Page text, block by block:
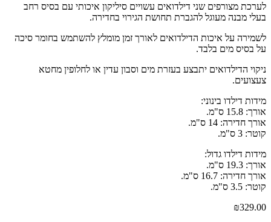
לערכת מצורפים שני דילדואים עשויים סיליקון איכותי עם בסיס רחב
בעלי מבנה מעוגל להגברת תחושת הגירוי בחדירה.
לשמירה על איכות הדילדואים לאורך זמן מומלץ להשתמש בחומר סיכה
על בסיס מים בלבד.
ניקוי הדילדואים יתבצע בעזרת מים וסבון עדין או לחלופין מחטא
צעצועים.
מידות דילדו בינוני:
אורך: 15.8 ס"מ.
אורך חדירה: 14 ס"מ.
קוטר: 3 ס"מ.
מידות דילדו גדול:
אורך: 19.3 ס"מ.
אורך חדירה: 16.7 ס"מ.
קוטר: 3.5 ס"מ.
₪329.00